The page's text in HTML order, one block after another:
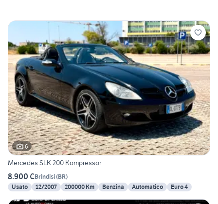
6
Mercedes SLK 200 Kompressor
8.900 €Brindisi(BR)
Usato
12/2007 200000 Km Benzina Automatico Euro 4